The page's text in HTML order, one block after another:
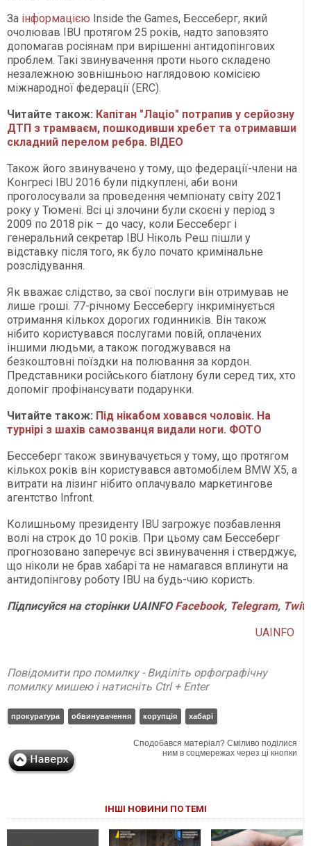
За інформацією Inside the Games, Бессеберг, який
очолював IBU протягом 25 років, надто заповзято
допомагав росіянам при вирішенні антидопінгових
проблем. Такі звинувачення проти нього складено
незалежною зовнішньою наглядовою комісією
міжнародної федерації (ERC).
Читайте також: Капітан "Лаціо" потрапив у серйозну
ДТП з трамваєм, пошкодивши хребет та отримавши
складний перелом ребра. ВІДЕО
Також його звинувачено у тому, що федерації-члени на
Конгресі IBU 2016 були підкуплені, аби вони
проголосували за проведення чемпіонату світу 2021
року у Тюмені. Всі ці злочини були скоєні у період з
2009 по 2018 рік – до часу, коли Бессеберг і
генеральний секретар IBU Ніколь Реш пішли у
відставку після того, як було почато кримінальне
розслідування.
Як вважає слідство, за свої послуги він отримував не
лише гроші. 77-річному Бессебергу інкримінується
отримання кількох дорогих годинників. Він також
нібито користувався послугами повій, оплачених
іншими людьми, а також погоджувався на
безкоштовні поїздки на полювання за кордон.
Представники російського біатлону були серед тих, хто
допоміг профінансувати подарунки.
Читайте також: Під нікабом ховався чоловік. На
турнірі з шахів самозванця видали ноги. ФОТО
Бессеберг також звинувачується у тому, що протягом
кількох років він користувався автомобілем BMW X5, а
витрати на лізинг нібито оплачувало маркетингове
агентство Infront.
Колишньому президенту IBU загрожує позбавлення
волі на строк до 10 років. При цьому сам Бессеберг
прогнозовано заперечує всі звинувачення і стверджує,
що ніколи не брав хабарі та не намагався вплинути на
антидопінгову роботу IBU на будь-чию користь.
Підписуйся на сторінки UAINFO Facebook, Telegram,
UAINFO
Повідомити про помилку - Виділіть орфографічну
помилку мишею і натисніть Ctrl + Enter
прокуратура обвинувачення корупція хабарі
Сподобався матеріал? Сміливо поділися
ним в соцмережах через ці кнопки
ІНШІ НОВИНИ ПО ТЕМІ